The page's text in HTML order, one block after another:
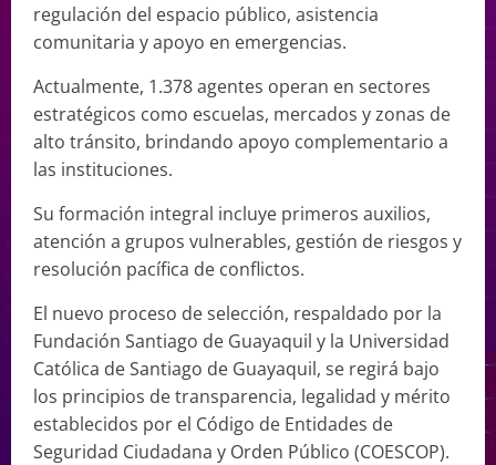
regulación del espacio público, asistencia
comunitaria y apoyo en emergencias.
Actualmente, 1.378 agentes operan en sectores
estratégicos como escuelas, mercados y zonas de
alto tránsito, brindando apoyo complementario a
las instituciones.
Su formación integral incluye primeros auxilios,
atención a grupos vulnerables, gestión de riesgos y
resolución pacífica de conflictos.
El nuevo proceso de selección, respaldado por la
Fundación Santiago de Guayaquil y la Universidad
Católica de Santiago de Guayaquil, se regirá bajo
los principios de transparencia, legalidad y mérito
establecidos por el Código de Entidades de
Seguridad Ciudadana y Orden Público (COESCOP).